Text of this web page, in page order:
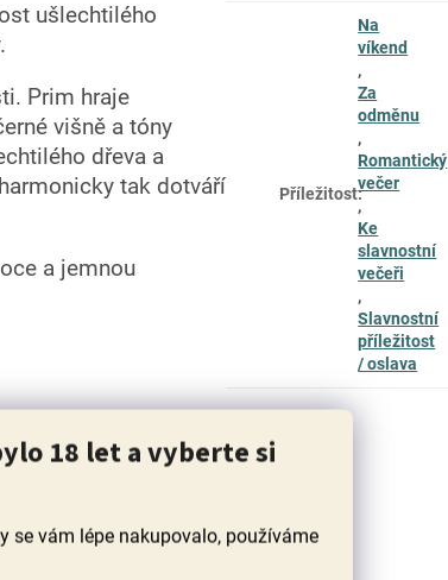
18 let a vyberte si
se vám lépe nakupovalo, používáme
ušlechtilého
Prim hraje
višně a tóny
dřeva a
tak dotváří
a jemnou
Příležitost:
Na
víkend
,
Za
odměnu
,
Romantický
večer
,
Ke
slavnostní
večeři
,
Slavnostní
příležitost
/ oslava